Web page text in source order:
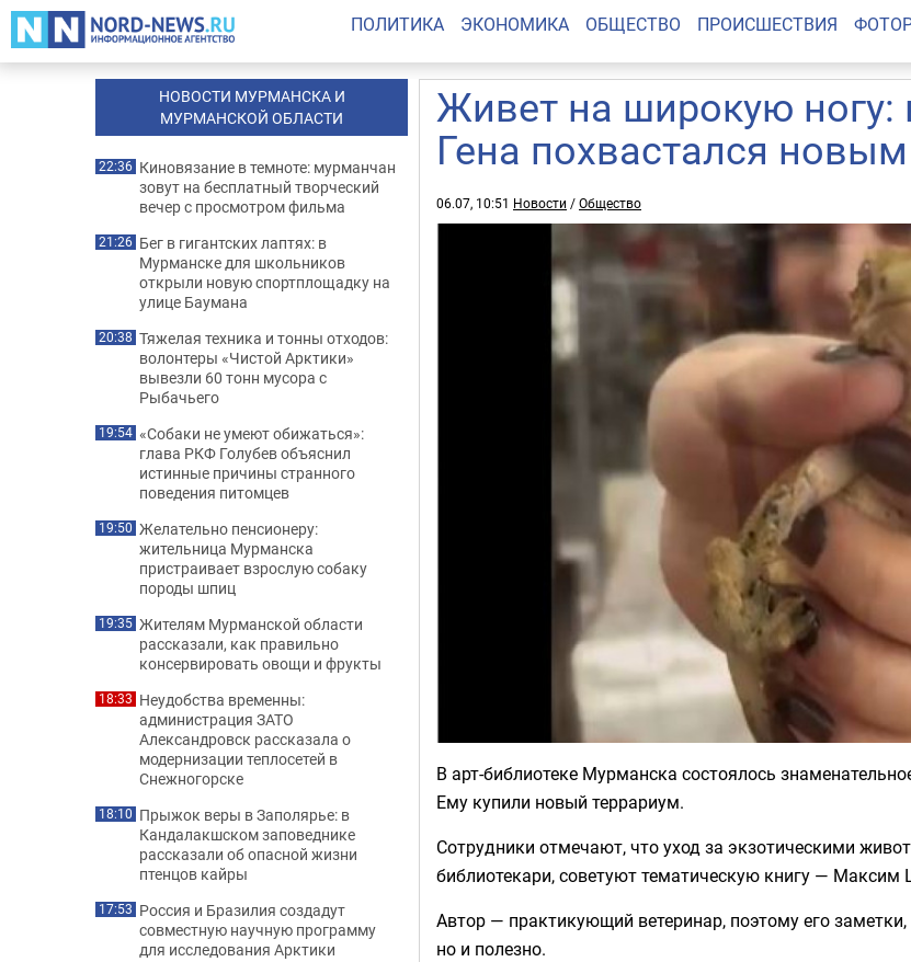
ПОЛИТИКА ЭКОНОМИКА ОБЩЕСТВО ПРОИСШЕСТВИЯ
Живет на широкую
Гена похвастался
06.07, 10:51 Новости /Общество
В арт-библиотеке Мурманска состоялось
Ему купили новый террариум.
Сотрудники отмечают, что уход за экзотическими
библиотекари, советуют тематическую книгу — Максим
Автор — практикующий ветеринар, поэтому его
но и полезно.
НОВОСТИ МУРМАНСКА И
МУРМАНСКОЙ ОБЛАСТИ
22:36 Киновязание в темноте: мурманчан
зовут на бесплатный творческий
вечер с просмотром фильма
21:26 Бег в гигантских лаптях: в
Мурманске для школьников
открыли новую спортплощадку на
улице Баумана
20:38 Тяжелая техника и тонны отходов:
волонтеры «Чистой Арктики»
вывезли 60 тонн мусора с
Рыбачьего
19:54 «Собаки не умеют обижаться»:
глава РКФ Голубев объяснил
истинные причины странного
поведения питомцев
19:50 Желательно пенсионеру:
жительница Мурманска
пристраивает взрослую собаку
породы шпиц
19:35 Жителям Мурманской области
рассказали, как правильно
консервировать овощи и фрукты
18:33 Неудобства временны:
администрация ЗАТО
Александровск рассказала о
модернизации теплосетей в
Снежногорске
18:10 Прыжок веры в Заполярье: в
Кандалакшском заповеднике
рассказали об опасной жизни
птенцов кайры
17:53 Россия и Бразилия создадут
совместную научную программу
для исследования Арктики